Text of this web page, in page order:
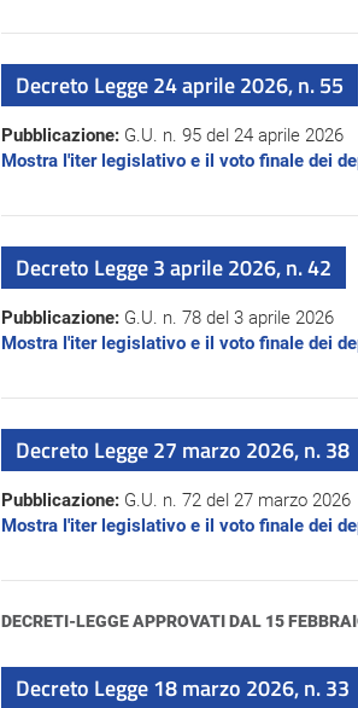
Decreto Legge 24 aprile 2026, n. 55
Pubblicazione: G.U. n. 95 del 24 aprile 2026
Mostra l'iter legislativo e il voto finale dei
Decreto Legge 3 aprile 2026, n. 42
Pubblicazione: G.U. n. 78 del 3 aprile 2026
Mostra l'iter legislativo e il voto finale dei
Decreto Legge 27 marzo 2026, n. 38
Pubblicazione: G.U. n. 72 del 27 marzo 2026
Mostra l'iter legislativo e il voto finale dei
DECRETI-LEGGE APPROVATI DAL 15
Decreto Legge 18 marzo 2026, n. 33